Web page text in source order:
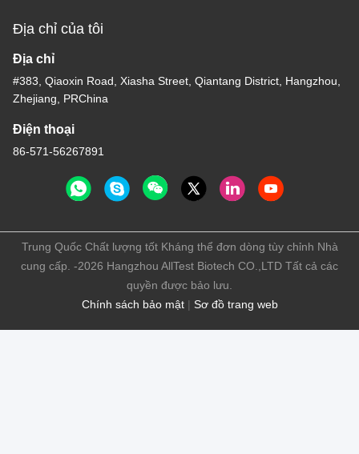
Địa chỉ của tôi
Địa chỉ
#383, Qiaoxin Road, Xiasha Street, Qiantang District, Hangzhou,
Zhejiang, PRChina
Điện thoại
86-571-56267891
Chính sách bảo mật| Sơ đồ trang web
Trung Quốc Chất lượng tốt Kháng thể đơn dòng tùy chỉnh Nhà
cung cấp. -2026 Hangzhou AllTest Biotech CO.,LTD Tất cả các
quyền được bảo lưu.